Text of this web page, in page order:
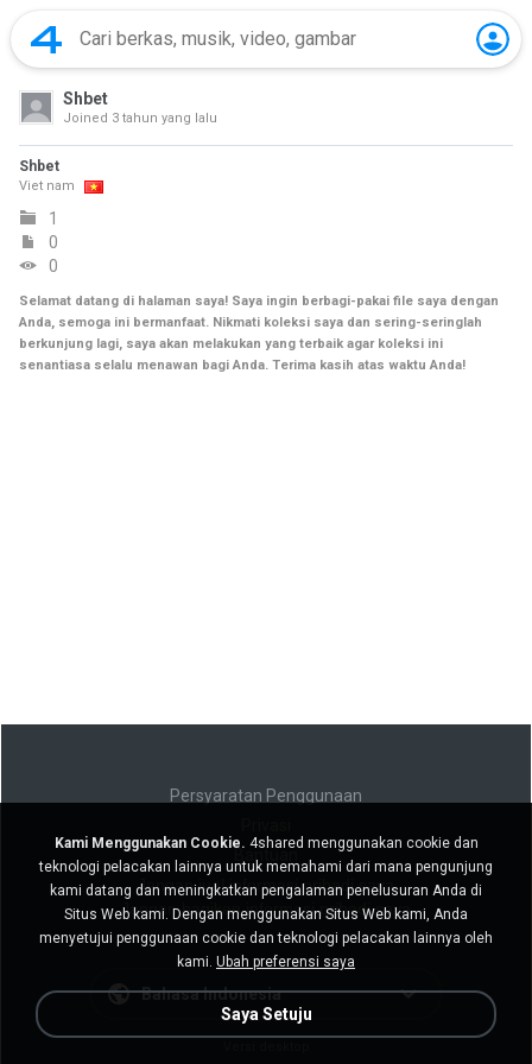
Shbet
Joined 3 tahun yang lalu
Shbet
Viet nam
1
0
0
Selamat datang di halaman saya! Saya ingin berbagi-pakai file saya dengan
Anda, semoga ini bermanfaat. Nikmati koleksi saya dan sering-seringlah
berkunjung lagi, saya akan melakukan yang terbaik agar koleksi ini
senantiasa selalu menawan bagi Anda. Terima kasih atas waktu Anda!
Persyaratan Penggunaan
Jangan jual informasi pribadi saya
Jangan bagikan informasi pribadi saya
Bahasa Indonesia
Kami Menggunakan Cookie. 4shared menggunakan cookie dan
teknologi pelacakan lainnya untuk memahami dari mana pengunjung
kami datang dan meningkatkan pengalaman penelusuran Anda di
Situs Web kami. Dengan menggunakan Situs Web kami, Anda
menyetujui penggunaan cookie dan teknologi pelacakan lainnya oleh
kami. Ubah preferensi saya
Saya Setuju